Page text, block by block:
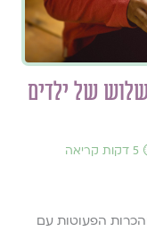
שלוש של ילדים
הפעוטות עם